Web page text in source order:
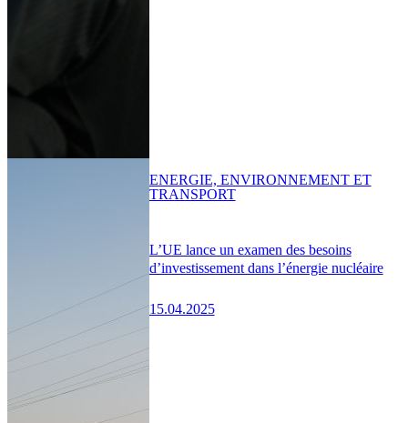
L’UE lance un examen des besoins
d’investissement dans l’énergie nucléaire
15.04.2025
ENERGIE, ENVIRONNEMENT ET
TRANSPORT